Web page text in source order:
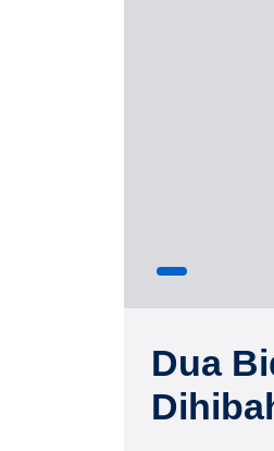
Dua